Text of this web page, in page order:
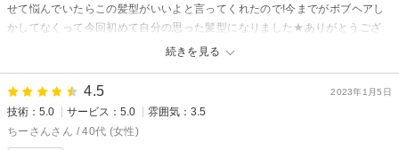
ってください、陰ながら応援致します。
スタート美容室からの返信
ルから10年過ぎましてそろそろまた時期に来ていますので磨いても古さは
隠せません、申し訳ないです。でも楽しい話題（食べることや温泉旅行）
の話は大好きですので気軽におしゃべりにいらっしゃって下さいお待ちし
ております。
続きを見る
せて悩んでいたらこの髪型がいいよと言ってくれたので!今までがボブヘアし
かしてなくって今回初めて自分の思った髪型になりました★ありがとうござ
ご来店ありがとうございました。お客様の髪をバッサリ切るのは今までの
2023年1月5日
4.5
技術：5.0 サービス：5.0
雰囲気：3.5
ちーさんさん / 40代 (女性)